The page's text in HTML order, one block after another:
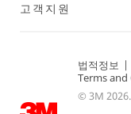
고객지원
법적정보 |
Terms
© 3M